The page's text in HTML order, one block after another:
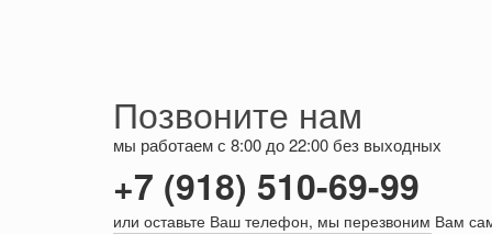
Позвоните нам
мы работаем с 8:00 до 22:00 без выходных
+7 (918) 510-69-99
или оставьте Ваш телефон, мы перезвоним Вам